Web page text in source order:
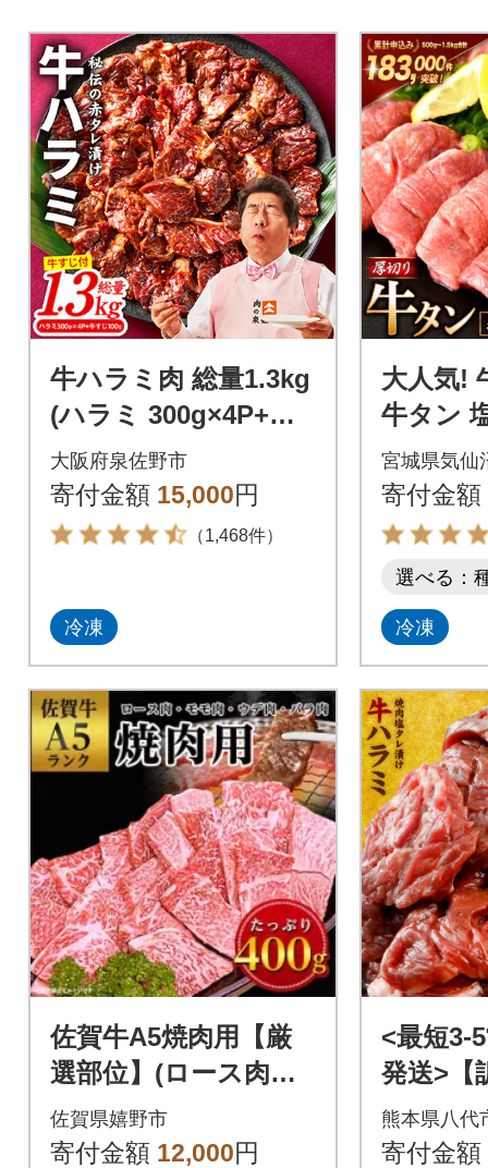
牛ハラミ肉 総量1.3kg
(ハラミ 300g×4P+牛
すじ 100g) 味付け
大阪府泉佐野市
寄付金額 15,000円
（1,468件）
冷凍
大人気!
牛タン
ランド
宮城県気仙
寄付金額
選べる：
冷凍
佐賀牛A5焼肉用【厳
選部位】(ロース肉・
モモ肉・ウデ肉・バ
ラ肉)400g
佐賀県嬉野市
寄付金額 12,000円
<最短3-
発送>【
ラミ 焼
熊本県八代
寄付金額